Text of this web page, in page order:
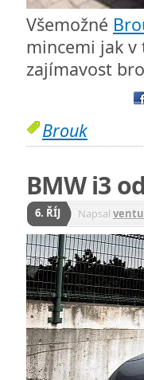
Všemožné
mincemi jak v
zajímavost
Brouk
BMW i3
6. ŘÍJ Napsal